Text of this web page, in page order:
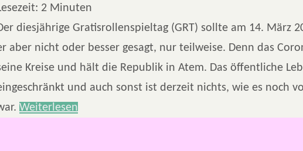
2 Minuten
diesjährige Gratisrollenspieltag (GRT) sollte am 14. März
aber nicht oder besser gesagt, nur teilweise. Denn das
Kreise und hält die Republik in Atem. Das öffentliche
und auch sonst ist derzeit nichts, wie es noch
Weiterlesen